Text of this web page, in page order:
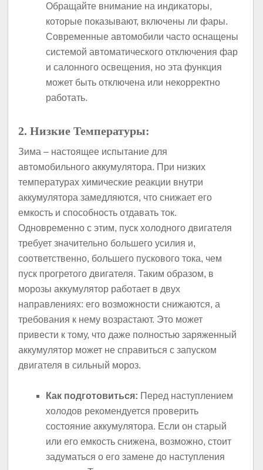
Обращайте внимание на индикаторы,
которые показывают, включены ли фары.
Современные автомобили часто оснащены
системой автоматического отключения фар
и салонного освещения, но эта функция
может быть отключена или некорректно
работать.
2. Низкие Температуры:
Зима – настоящее испытание для
автомобильного аккумулятора. При низких
температурах химические реакции внутри
аккумулятора замедляются, что снижает его
емкость и способность отдавать ток.
Одновременно с этим, пуск холодного двигателя
требует значительно большего усилия и,
соответственно, большего пускового тока, чем
пуск прогретого двигателя. Таким образом, в
морозы аккумулятор работает в двух
направлениях: его возможности снижаются, а
требования к нему возрастают. Это может
привести к тому, что даже полностью заряженный
аккумулятор может не справиться с запуском
двигателя в сильный мороз.
Как подготовиться: Перед наступлением
холодов рекомендуется проверить
состояние аккумулятора. Если он старый
или его емкость снижена, возможно, стоит
задуматься о его замене до наступления